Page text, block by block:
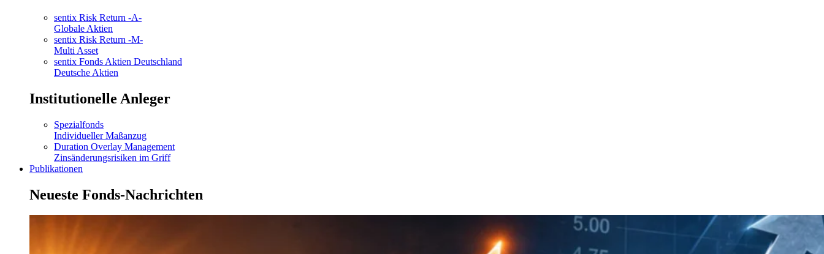
sentix Risk Return -A-
Globale Aktien
sentix Risk Return -M-
Multi Asset
sentix Fonds Aktien Deutschland
Deutsche Aktien
Institutionelle Anleger
Spezialfonds
Individueller Maßanzug
Duration Overlay Management
Zinsänderungsrisiken im Griff
Publikationen
Neueste Fonds-Nachrichten